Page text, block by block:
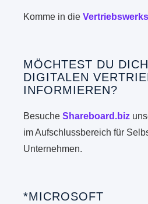
Komme in die
MÖCHTEST DU
DIGITALEN
INFORMIEREN?
BesucheShareboard.biz
im Aufschlussbereich für
Unternehmen.
*MICROSOFT